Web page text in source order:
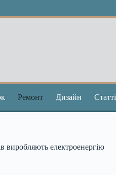
Ремонт Дизайн Статті
виробляють електроенергію